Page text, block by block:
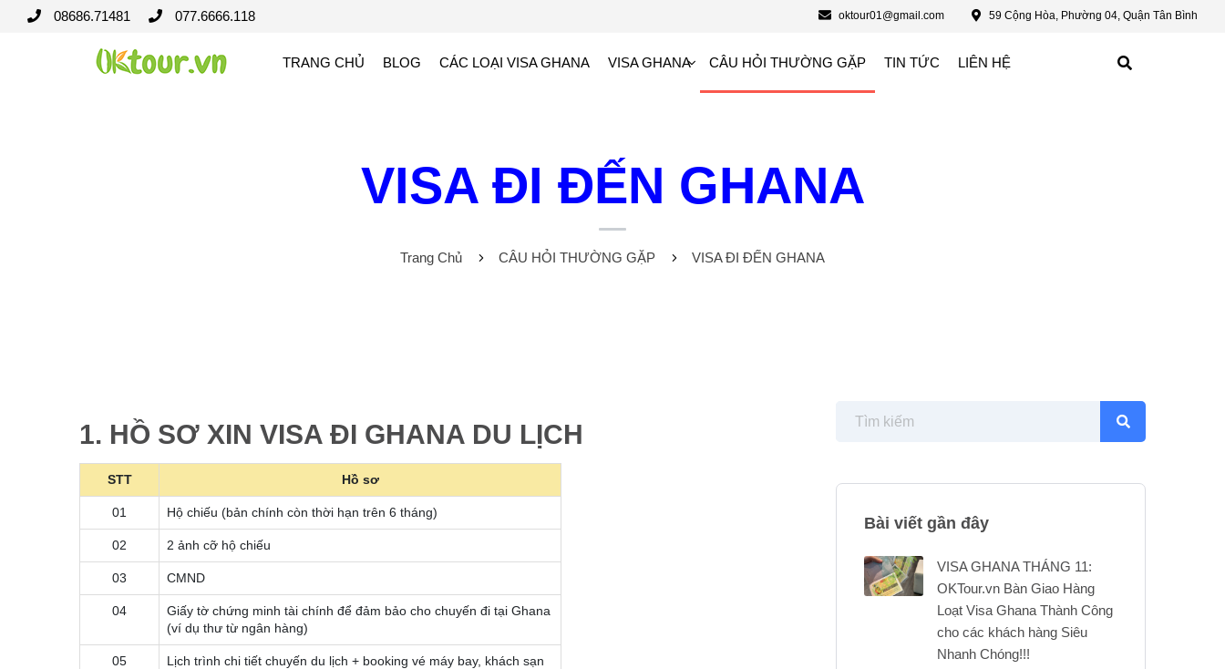
08686.71481 077.6666.118 oktour01@gmail.com 59 Cộng Hòa, Phường 04, Quận Tân Bình
TRANG CHỦ BLOG CÁC LOẠI VISA GHANA VISA GHANA CÂU HỎI THƯỜNG GẶP TIN TỨC LIÊN HỆ
VISA ĐI ĐẾN GHANA
Trang Chủ CÂU HỎI THƯỜNG GẶP VISA ĐI ĐẾN GHANA
1. HỒ SƠ XIN VISA ĐI GHANA DU LỊCH
STT Hồ sơ
01 Hộ chiếu (bản chính còn thời hạn trên 6 tháng)
02 2 ảnh cỡ hộ chiếu
03 CMND
04
Giấy tờ chứng minh tài chính để đảm bảo cho chuyến đi tại Ghana
(ví dụ thư từ ngân hàng)
05
Lịch trình chi tiết chuyến du lịch + booking vé máy bay, khách sạn
Bài viết gần đây
VISA GHANA THÁNG 11:
OKTour.vn Bàn Giao Hàng
Loạt Visa Ghana Thành Công
cho các khách hàng Siêu
Nhanh Chóng!!!